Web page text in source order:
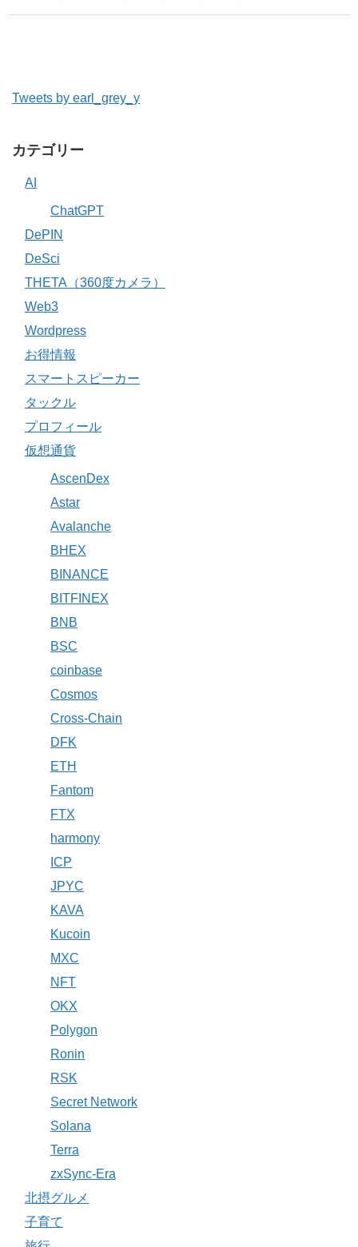
Tweets by earl_grey_y
カテゴリー
AI
ChatGPT
DePIN
DeSci
THETA（360度カメラ）
Web3
Wordpress
お得情報
スマートスピーカー
タックル
プロフィール
仮想通貨
AscenDex
Astar
Avalanche
BHEX
BINANCE
BITFINEX
BNB
BSC
coinbase
Cosmos
Cross-Chain
DFK
ETH
Fantom
FTX
harmony
ICP
JPYC
KAVA
Kucoin
MXC
NFT
OKX
Polygon
Ronin
RSK
Secret Network
Solana
Terra
zxSync-Era
北摂グルメ
子育て